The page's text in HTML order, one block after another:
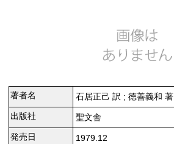
著者名
石居正己 訳 ; 徳善義和 著
出版社
聖文舎
発売日
1979.12